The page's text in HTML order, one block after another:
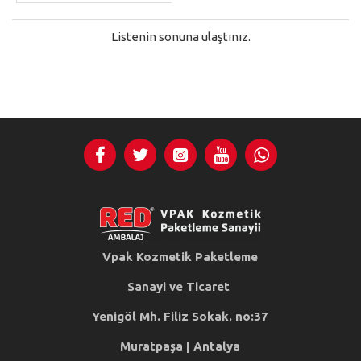
Listenin sonuna ulaştınız.
Vpak Kozmetik Paketleme
Sanayi ve Ticaret
Yenigöl Mh. Filiz Sokak. no:37
Muratpaşa | Antalya